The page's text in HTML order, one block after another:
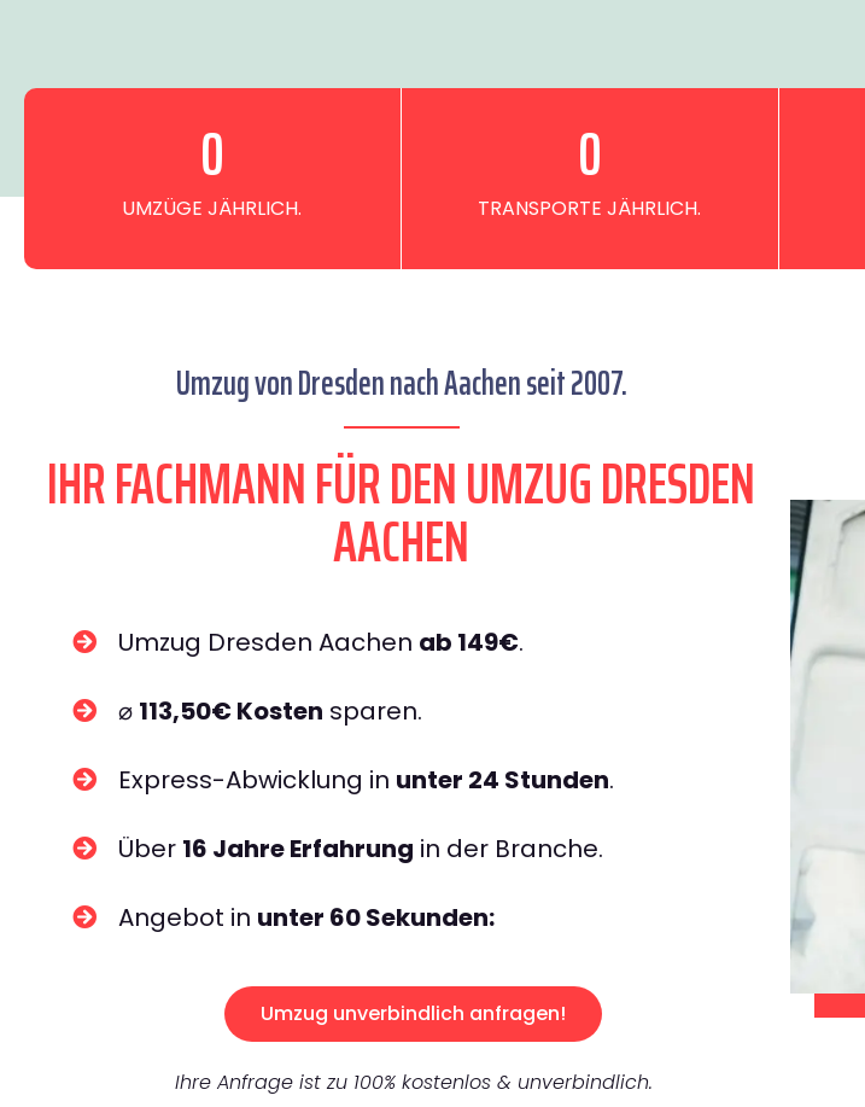
UMZÜGE JÄHRLICH.
0
TRANSPORTE JÄHRLICH.
0
Umzug von Dresden nach Aachen seit 2007.
IHR FACHMANN FÜR DEN UMZUG DRESDEN
AACHEN
Umzug Dresden Aachen ab 149€.
⌀ 113,50€ Kosten sparen.
Express-Abwicklung in unter 24 Stunden.
Über 16 Jahre Erfahrung in der Branche.
Angebot in unter 60 Sekunden:
Umzug unverbindlich anfragen!
Ihre Anfrage ist zu 100% kostenlos & unverbindlich.